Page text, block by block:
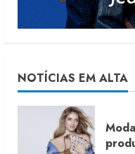
NOTÍCIAS EM ALTA
2
6 de
Sou